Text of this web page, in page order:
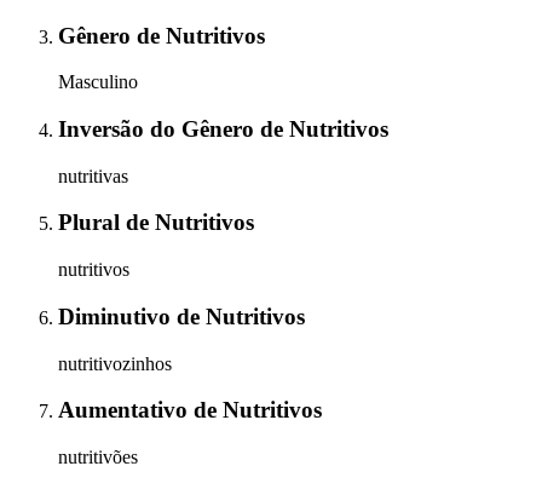
Gênero de Nutritivos
Masculino
Inversão do Gênero de Nutritivos
nutritivas
Plural de Nutritivos
nutritivos
Diminutivo de Nutritivos
nutritivozinhos
Aumentativo de Nutritivos
nutritivões